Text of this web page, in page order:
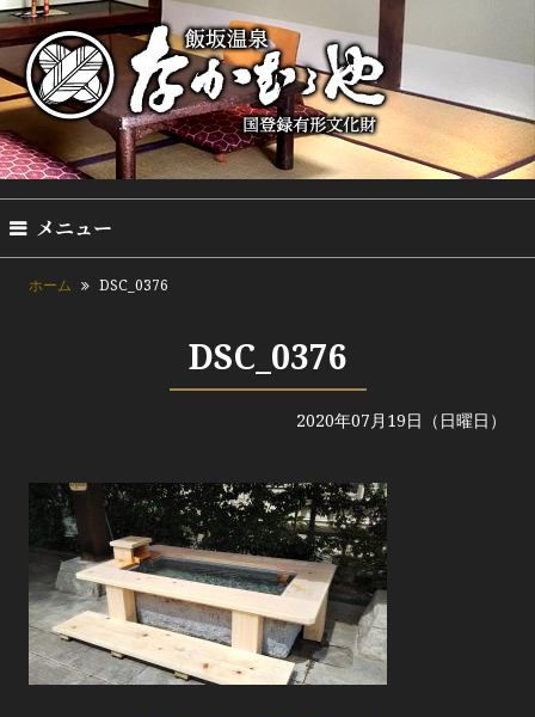
メニュー
ホーム DSC_0376
DSC_0376
2020年07月19日（日曜日）